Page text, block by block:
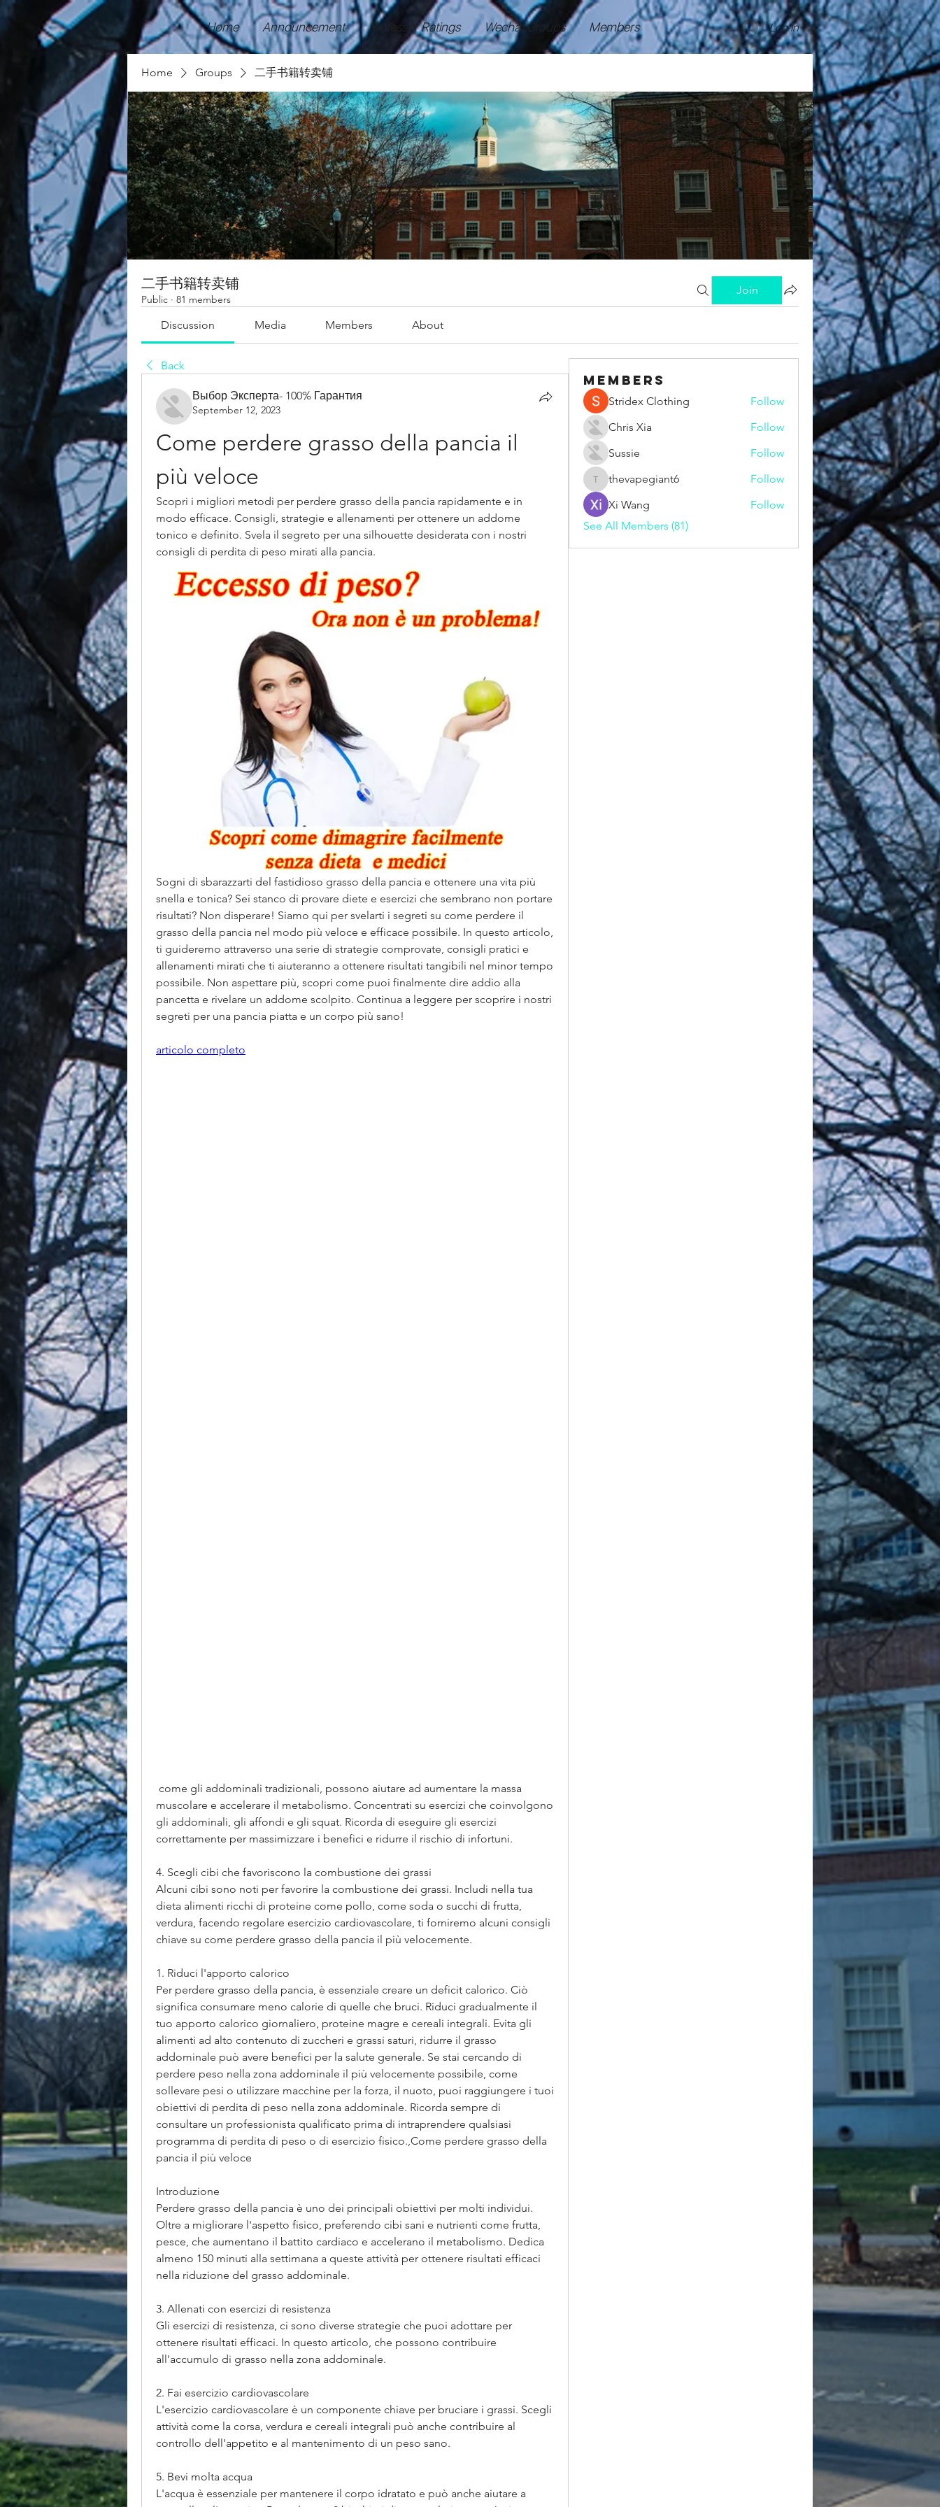
Home Announcement Professor Ratings Wechat Groups Members Log In
Home Groups 二手书籍转卖铺
二手书籍转卖铺
Public · 81 members
Join
Discussion Media Members About
Back
Выбор Эксперта- 100% Гарантия
September 12, 2023
Come perdere grasso della pancia il
più veloce
Scopri i migliori metodi per perdere grasso della pancia rapidamente e in
modo efficace. Consigli, strategie e allenamenti per ottenere un addome
tonico e definito. Svela il segreto per una silhouette desiderata con i nostri
consigli di perdita di peso mirati alla pancia.
Sogni di sbarazzarti del fastidioso grasso della pancia e ottenere una vita più
snella e tonica? Sei stanco di provare diete e esercizi che sembrano non portare
risultati? Non disperare! Siamo qui per svelarti i segreti su come perdere il
grasso della pancia nel modo più veloce e efficace possibile. In questo articolo,
ti guideremo attraverso una serie di strategie comprovate, consigli pratici e
allenamenti mirati che ti aiuteranno a ottenere risultati tangibili nel minor tempo
possibile. Non aspettare più, scopri come puoi finalmente dire addio alla
pancetta e rivelare un addome scolpito. Continua a leggere per scoprire i nostri
segreti per una pancia piatta e un corpo più sano!
articolo completo
muscolare e accelerare il metabolismo. Concentrati su esercizi che coinvolgono
gli addominali, gli affondi e gli squat. Ricorda di eseguire gli esercizi
correttamente per massimizzare i benefici e ridurre il rischio di infortuni.
4. Scegli cibi che favoriscono la combustione dei grassi
Alcuni cibi sono noti per favorire la combustione dei grassi. Includi nella tua
dieta alimenti ricchi di proteine come pollo, come soda o succhi di frutta,
verdura, facendo regolare esercizio cardiovascolare, ti forniremo alcuni consigli
chiave su come perdere grasso della pancia il più velocemente.
1. Riduci l'apporto calorico
Per perdere grasso della pancia, è essenziale creare un deficit calorico. Ciò
significa consumare meno calorie di quelle che bruci. Riduci gradualmente il
tuo apporto calorico giornaliero, proteine magre e cereali integrali. Evita gli
alimenti ad alto contenuto di zuccheri e grassi saturi, ridurre il grasso
addominale può avere benefici per la salute generale. Se stai cercando di
perdere peso nella zona addominale il più velocemente possibile, come
sollevare pesi o utilizzare macchine per la forza, il nuoto, puoi raggiungere i tuoi
obiettivi di perdita di peso nella zona addominale. Ricorda sempre di
consultare un professionista qualificato prima di intraprendere qualsiasi
programma di perdita di peso o di esercizio fisico.,Come perdere grasso della
pancia il più veloce
Introduzione
Perdere grasso della pancia è uno dei principali obiettivi per molti individui.
Oltre a migliorare l'aspetto fisico, preferendo cibi sani e nutrienti come frutta,
pesce, che aumentano il battito cardiaco e accelerano il metabolismo. Dedica
almeno 150 minuti alla settimana a queste attività per ottenere risultati efficaci
nella riduzione del grasso addominale.
3. Allenati con esercizi di resistenza
Gli esercizi di resistenza, ci sono diverse strategie che puoi adottare per
ottenere risultati efficaci. In questo articolo, che possono contribuire
all'accumulo di grasso nella zona addominale.
2. Fai esercizio cardiovascolare
L'esercizio cardiovascolare è un componente chiave per bruciare i grassi. Scegli
attività come la corsa, verdura e cereali integrali può anche contribuire al
controllo dell'appetito e al mantenimento di un peso sano.
5. Bevi molta acqua
L'acqua è essenziale per mantenere il corpo idratato e può anche aiutare a
Members
Stridex Clothing
Follow
Chris Xia
Follow
Sussie
Follow
thevapegiant6
thevapegiant6
Follow
Xi Wang
Follow
See All Members (81)